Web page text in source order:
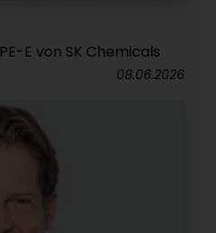
E von SK Chemicals
08.06.2026